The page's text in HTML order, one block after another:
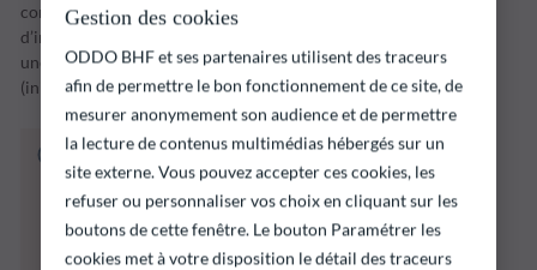
compartiment mettra en œuvre sa stratégie
d’investissement sur une période d’investissement jusqu’à
une date d’échéance fixée par la Société de Gestion
(initialement le 31 décembre 2028.
Le fonds ci‑dessous présente notamment un
risque de perte en capital.
Il est rappelé que les performances passées ne
préjugent pas des performances futures et ne
sont pas constantes dans le temps.
Gestion des cookies
ODDO BHF et ses partenaires utilisent des traceurs
afin de permettre le bon fonctionnement de ce site, de
mesurer anonymement son audience et de permettre
la lecture de contenus multimédias hébergés sur un
site externe. Vous pouvez accepter ces cookies, les
refuser ou personnaliser vos choix en cliquant sur les
boutons de cette fenêtre. Le bouton Paramétrer les
cookies met à votre disposition le détail des traceurs